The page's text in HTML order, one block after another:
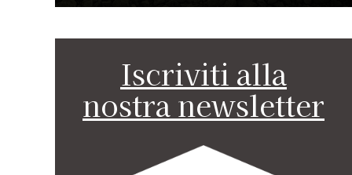
Iscriviti alla
nostra newsletter